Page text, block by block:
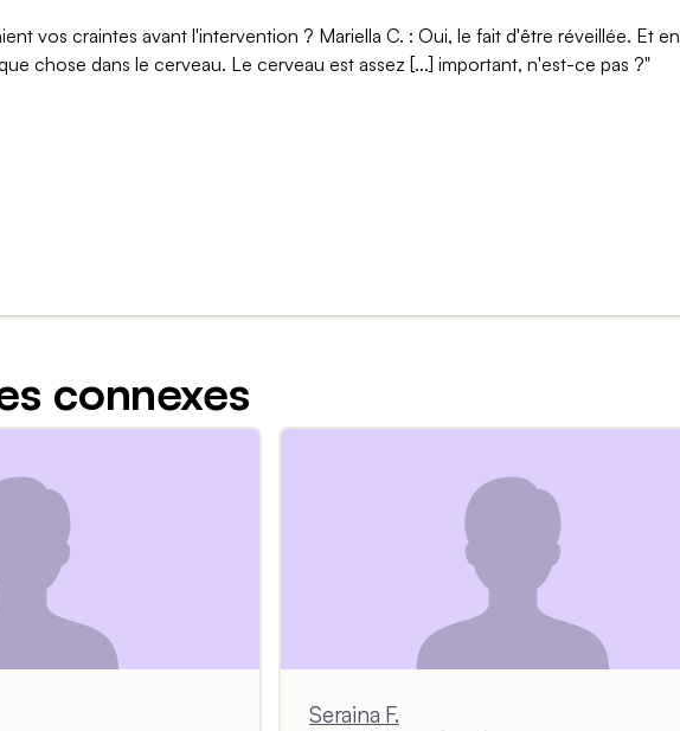
vos craintes avant l'intervention ? Mariella C. : Oui, le fait d'être réveillée. Et en
chose dans le cerveau. Le cerveau est assez [...] important, n'est-ce pas ?"
connexes
Seraina F.